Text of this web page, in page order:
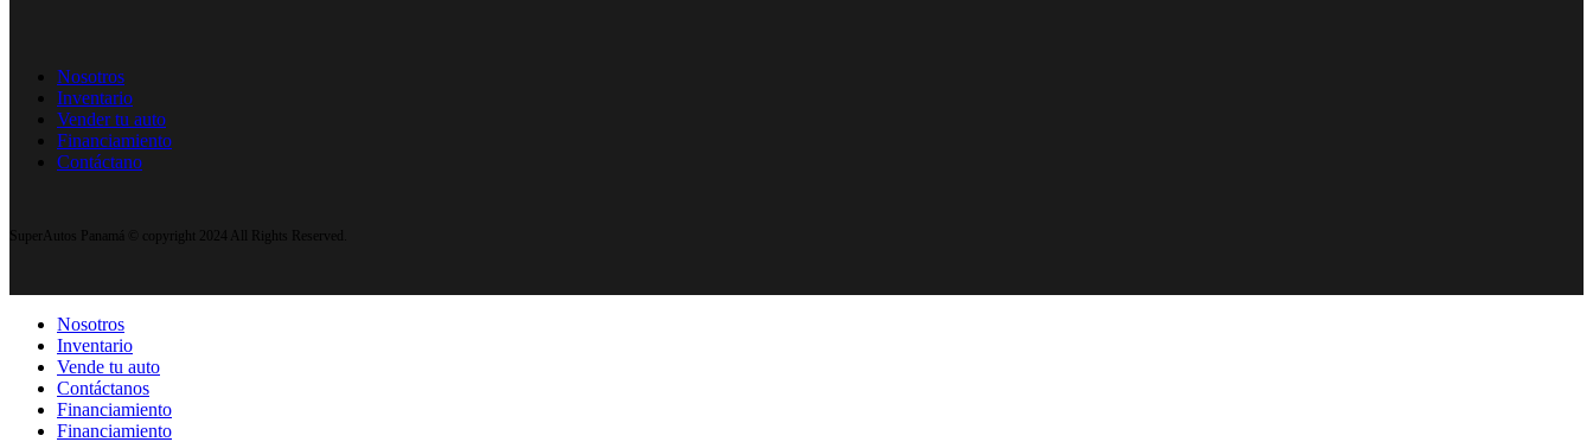
Nosotros
Inventario
Vender tu auto
Financiamiento
Contáctano
SuperAutos Panamá © copyright 2024 All Rights Reserved.
Nosotros
Inventario
Vende tu auto
Contáctanos
Financiamiento
Financiamiento